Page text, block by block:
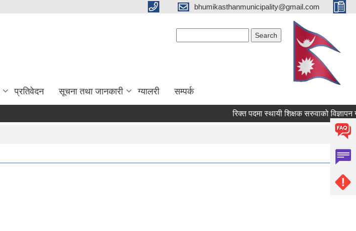
bhumikasthanmunicipality@gmail.com
प्रतिवेदन सूचना तथा जानकारी ग्यालरी सम्पर्क
रिक्त पदमा स्थायी शिक्षक सरुवाको विज्ञापन